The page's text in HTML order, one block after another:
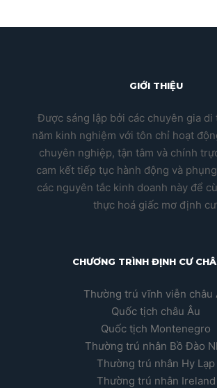
GIỚI THIỆU
Được sáng lập bởi các chuyên gia di
năm kinh nghiệm với tôn chỉ hoạt
chuyên nghiệp, tận tâm và chính
cam kết tiếp tục hành động và
các nguyên tắc kinh doanh này để
thực hoá giấc mơ định
CHƯƠNG TRÌNH ĐỊNH CƯ
Thường trú vĩnh viễn châu
Quốc tịch châu Âu
Quốc tịch Montenegro
Thường trú nhân Bồ Đào
Thường trú nhân Hy Lạp
Thường trú nhân Ireland